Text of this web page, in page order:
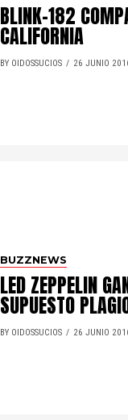
BLINK-182
CALIFORNIA
BY OIDOSSUCIOS 26 JUNIO
BUZZNEWS
LED ZEPPELIN
SUPUESTO
BY OIDOSSUCIOS 26 JUNIO